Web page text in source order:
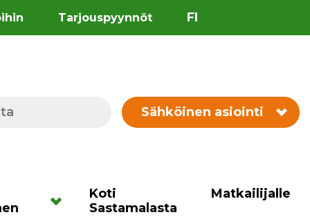
Tarjouspyynnöt FI
Sähköinen asiointi
Koti
Sastamalasta
Matkailijalle